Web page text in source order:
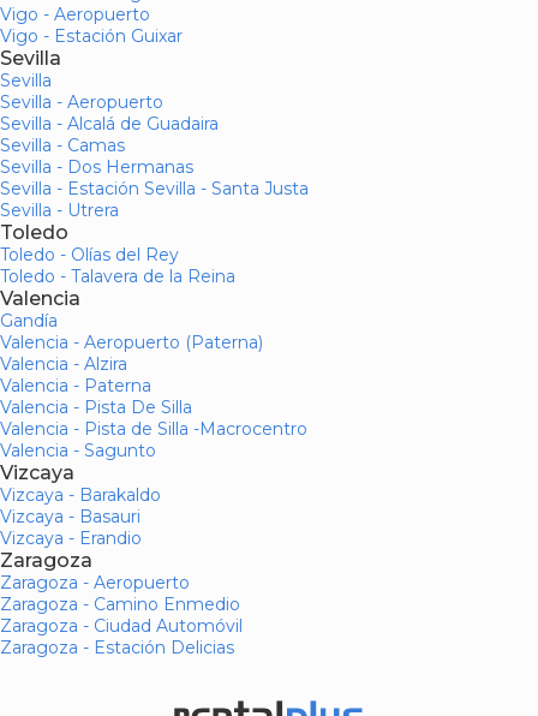
Vigo - Aeropuerto
Vigo - Estación Guixar
Sevilla
Sevilla
Sevilla - Aeropuerto
Sevilla - Alcalá de Guadaira
Sevilla - Camas
Sevilla - Dos Hermanas
Sevilla - Estación Sevilla - Santa Justa
Sevilla - Utrera
Toledo
Toledo - Olías del Rey
Toledo - Talavera de la Reina
Valencia
Gandía
Valencia - Aeropuerto (Paterna)
Valencia - Alzira
Valencia - Paterna
Valencia - Pista De Silla
Valencia - Pista de Silla -Macrocentro
Valencia - Sagunto
Vizcaya
Vizcaya - Barakaldo
Vizcaya - Basauri
Vizcaya - Erandio
Zaragoza
Zaragoza - Aeropuerto
Zaragoza - Camino Enmedio
Zaragoza - Ciudad Automóvil
Zaragoza - Estación Delicias